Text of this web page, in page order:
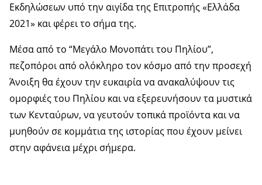
Εκδηλώσεων υπό την αιγίδα της Επιτροπής «Ελλάδα
2021» και φέρει το σήμα της.
Μέσα από το “Μεγάλο Μονοπάτι του Πηλίου”,
πεζοπόροι από ολόκληρο τον κόσμο από την προσεχή
Άνοιξη θα έχουν την ευκαιρία να ανακαλύψουν τις
ομορφιές του Πηλίου και να εξερευνήσουν τα μυστικά
των Κενταύρων, να γευτούν τοπικά προϊόντα και να
μυηθούν σε κομμάτια της ιστορίας που έχουν μείνει
στην αφάνεια μέχρι σήμερα.